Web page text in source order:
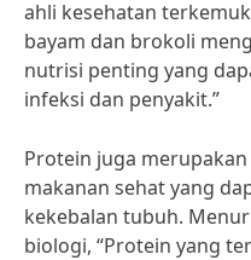
ahli kesehatan
bayam dan brokoli
nutrisi penting yang
infeksi dan penyakit.”
Protein juga
makanan sehat yang
kekebalan tubuh.
biologi, “Protein yang